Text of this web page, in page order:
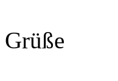
Grüße